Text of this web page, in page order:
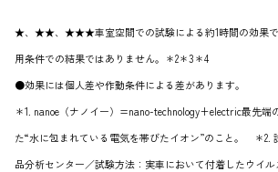
★、★★、★★★車室空間での試験による約1時間の効果で
用条件での結果ではありません。＊2＊3＊4
●効果には個人差や作動条件による差があります。
＊1. nanoe（ナノイー）=nano-technology+electric最先端
た“水に包まれている電気を帯びたイオン”のこと。 ＊2.
品分析センター／試験方法：実車において付着したウイ